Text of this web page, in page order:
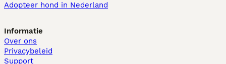
Adopteer hond in Nederland
Informatie
Over ons
Privacybeleid
Support